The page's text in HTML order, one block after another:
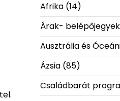
Afrika(14)
Árak- belépőjegyek
Ausztrália és
Ázsia(85)
Családbarát